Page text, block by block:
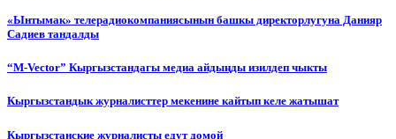
«Ынтымак» телерадиокомпаниясынын башкы директорлугуна Данияр
Садиев тандалды
“М-Vector” Кыргызстандагы медиа айдыңды изилдеп чыкты
Кыргызстандык журналисттер мекенине кайтып келе жатышат
Кыргызстанские журналисты едут домой